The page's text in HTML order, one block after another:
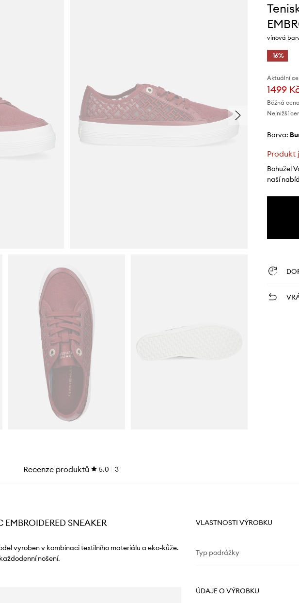
vínová
-16%
Aktuální
1499
Běžná
Nejnižší
Barva:
Produkt
Bohužel
naší
Recenze produktů 5.0 3
SNEAKER
vyroben v kombinaci textilního materiálu a eko-kůže.
nošení.
VLASTNOSTI VÝROBKU
Typ podrážky
ÚDAJE O VÝROBKU